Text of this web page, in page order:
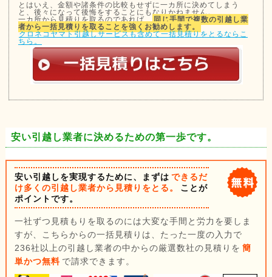
とはいえ、金額や諸条件の比較もせずに一カ所に決めてしまう
と、後々になって後悔をすることにもなりかねません。
一カ所から見積りを取るのであれば、 同じ手間で複数の引越し業
者から一括見積りを取ることを強くお勧めします。
クロネコヤマト引越しサービスも含めて一括見積りをとるならこ
ちら。
安い引越し業者に決めるための第一歩です。
安い引越しを実現するために、まずは できるだ
け多くの引越し業者から見積りをとる。
ことが
ポイントです。
一社ずつ見積もりを取るのには大変な手間と労力を要しま
すが、こちらからの一括見積りは、たった一度の入力で
236社以上の引越し業者の中からの厳選数社の見積りを 簡
単かつ無料 で請求できます。